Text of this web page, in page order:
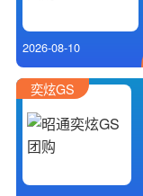
2026-08-10
奕炫GS